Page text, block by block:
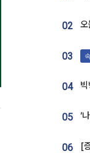
02
03
04
05
06